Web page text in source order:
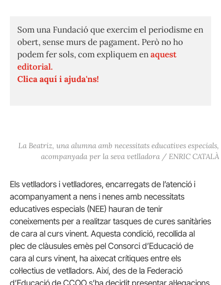
Som una Fundació que exercim el periodisme en
obert, sense murs de pagament. Però no ho
podem fer sols, com expliquem enaquest
editorial.
Clica aquí i ajuda'ns!
La Beatriz, una alumna amb necessitats educatives especials,
acompanyada per la seva vetlladora / ENRIC CATALÀ
Els vetlladors i vetlladores, encarregats de l’atenció i
acompanyament a nens i nenes amb necessitats
educatives especials (NEE) hauran de tenir
coneixements per a realitzar tasques de cures sanitàries
de cara al curs vinent. Aquesta condició, recollida al
plec de clàusules emès pel Consorci d’Educació de
cara al curs vinent, ha aixecat crítiques entre els
col·lectius de vetlladors. Així, des de la Federació